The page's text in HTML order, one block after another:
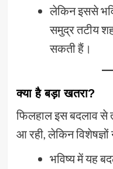
लेकिन इससे
समुद्र तटीय
सकती हैं।
क्या है बड़ा खतरा?
फिलहाल इस बदलाव से
आ रही, लेकिन विशेषज्ञों
भविष्य में यह